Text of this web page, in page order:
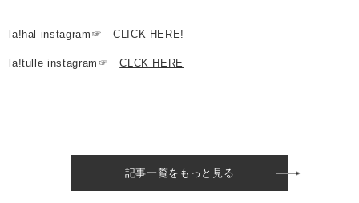
la!hal instagram☞ CLICK HERE!
la!tulle instagram☞CLCK HERE
記事一覧をもっと見る